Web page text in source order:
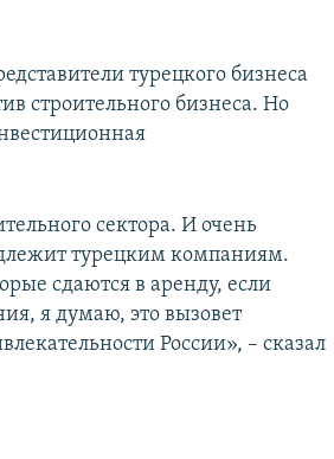
турецкого бизнеса
строительного бизнеса. Но
сектора. И очень
турецким компаниям.
сдаются в аренду, если
я думаю, это вызовет
России», – сказал